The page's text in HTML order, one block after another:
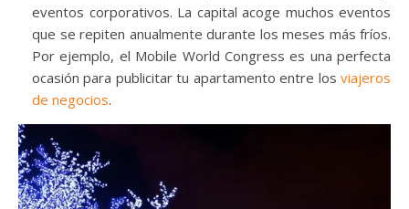
eventos corporativos. La capital acoge muchos eventos
que se repiten anualmente durante los meses más fríos.
Por ejemplo, el Mobile World Congress es una perfecta
ocasión para publicitar tu apartamento entre los viajeros
de negocios.